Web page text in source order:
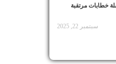
خطابات مرتقبة
سبتمبر 22, 2025